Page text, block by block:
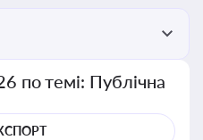
по темі: Публічна